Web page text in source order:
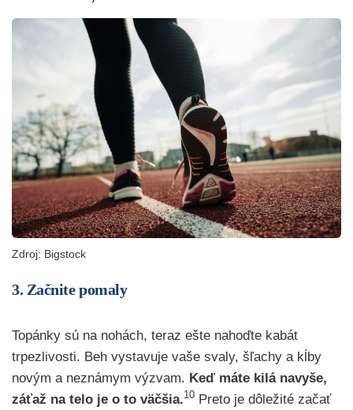
Zdroj: Bigstock
3. Začnite pomaly
Topánky sú na nohách, teraz ešte nahoďte kabát
trpezlivosti. Beh vystavuje vaše svaly, šľachy a kĺby
novým a neznámym výzvam. Keď máte kilá navyše,
záťaž na telo je o to väčšia.10 Preto je dôležité začať